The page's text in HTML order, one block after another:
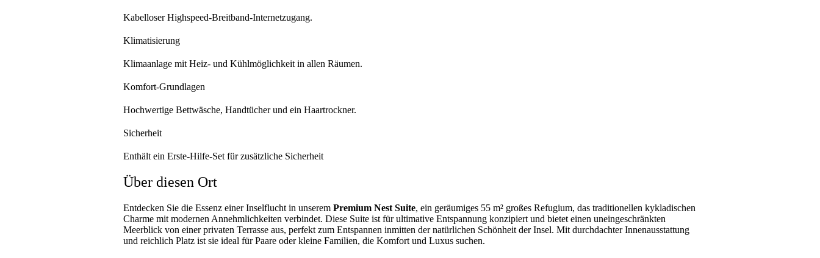
Kabelloser Highspeed-Breitband-Internetzugang.
Klimatisierung
Klimaanlage mit Heiz- und Kühlmöglichkeit in allen Räumen.
Komfort-Grundlagen
Hochwertige Bettwäsche, Handtücher und ein Haartrockner.
Sicherheit
Enthält ein Erste-Hilfe-Set für zusätzliche Sicherheit
Über diesen Ort
Entdecken Sie die Essenz einer Inselflucht in unserem Premium Nest Suite, ein geräumiges 55 m² großes Refugium, das traditionellen kykladischen
Charme mit modernen Annehmlichkeiten verbindet. Diese Suite ist für ultimative Entspannung konzipiert und bietet einen uneingeschränkten
Meerblick von einer privaten Terrasse aus, perfekt zum Entspannen inmitten der natürlichen Schönheit der Insel. Mit durchdachter Innenausstattung
und reichlich Platz ist sie ideal für Paare oder kleine Familien, die Komfort und Luxus suchen.